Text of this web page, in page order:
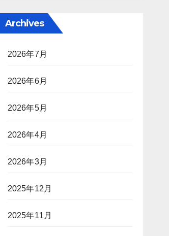
Archives
2026年7月
2026年6月
2026年5月
2026年4月
2026年3月
2025年12月
2025年11月